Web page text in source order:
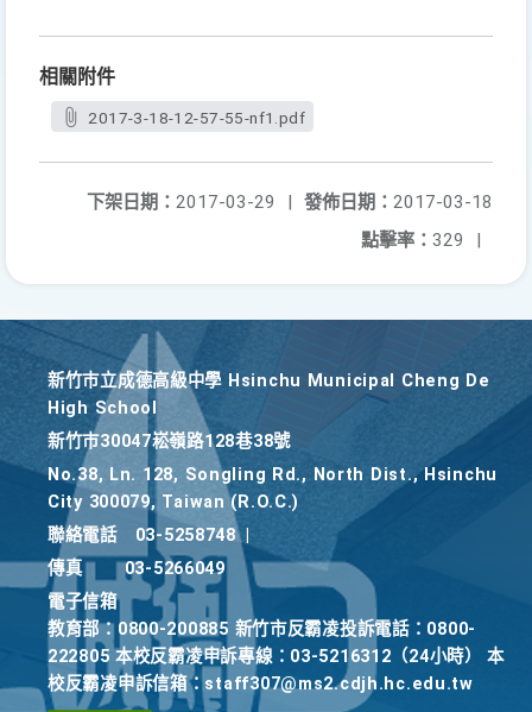
相關附件
2017-3-18-12-57-55-nf1.pdf
發佈日期： 2017-03-18
下架日期： 2017-03-29
|
點擊率： 329 |
新竹巿立成德高級中學 Hsinchu Municipal Cheng De
High School
新竹巿30047崧嶺路128巷38號
No.38, Ln. 128, Songling Rd., North Dist., Hsinchu
City 300079, Taiwan (R.O.C.)
聯絡電話
03-5258748
傳真
03-5266049
電子信箱
教育部：0800-200885 新竹市反霸凌投訴電話：0800-
222805 本校反霸凌申訴專線：03-5216312（24小時） 本
校反霸凌申訴信箱：staff307@ms2.cdjh.hc.edu.tw